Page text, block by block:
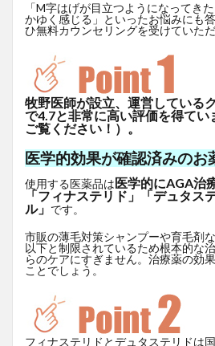
「M字はげが目立つようになってき
かゆく感じる」といったお悩みにも
ひ無料カウンセリングを受けていただ
牧野医師が設立、運営している
で4.7と非常に高い評価を得てい
ご覧ください！）。
医学的効果が確認済みのお
使用する医薬品は医学的にAGA治
「フィナステリド」「デュタス
ル」 です。
市販の薄毛対策シャンプーや育毛剤
以下と制限されているため根本的な
らのケアにすぎません。治療薬の効
ことでしょう。
フィナステリドとデュタステリドは